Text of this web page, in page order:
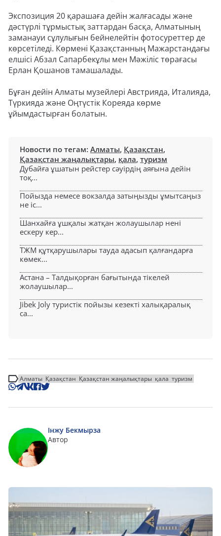
Экспозиция 20 қарашаға дейін жалғасады және
дәстүрлі тұрмыстық заттардан басқа, Алматының
заманауи сұлулығын бейнелейтін фотосуреттер де
көрсетіледі. Көрмені Қазақстанның Мажарстандағы
елшісі Абзал Сапарбекұлы мен Мәжіліс төрағасы
Ерлан Қошанов тамашалады.
Бұған дейін Алматы музейлері Австрияда, Италияда,
Түркияда және Оңтүстік Кореяда көрме
ұйымдастырған болатын.
Новости по тегам: Алматы, Қазақстан,
Қазақстан жаңалықтары, қала, туризм
Дубайға ұшатын рейстер сәуірдің аяғына дейін
тоқ...
Пойызда немесе вокзалда затыңызды ұмытсаңыз
не іс...
Шанхайға ұшқалы жатқан жолаушылар нені
ескеру кер...
ТЖМ құтқарушылары тауда адасып қалғандарға
көмек...
Астана – Талдықорған бағытында тікелей
жолаушылар...
Jibek Joly туристік пойызы кезекті халықаралық
са...
Алматы Қазақстан Қазақстан жаңалықтары қала туризм
Інжу Бекмырза
Автор